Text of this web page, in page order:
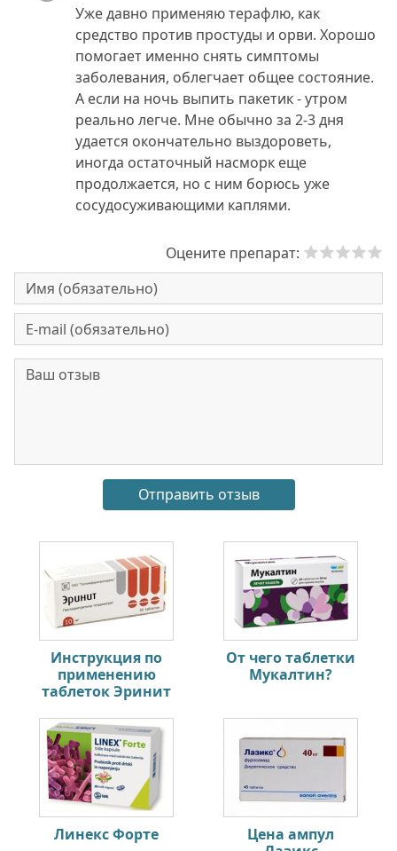
Уже давно применяю терафлю, как
средство против простуды и орви. Хорошо
помогает именно снять симптомы
заболевания, облегчает общее состояние.
А если на ночь выпить пакетик - утром
реально легче. Мне обычно за 2-3 дня
удается окончательно выздороветь,
иногда остаточный насморк еще
продолжается, но с ним борюсь уже
сосудосуживающими каплями.
Оцените препарат:
Инструкция по
применению
таблеток Эринит
От чего таблетки
Мукалтин?
Линекс Форте
Цена ампул